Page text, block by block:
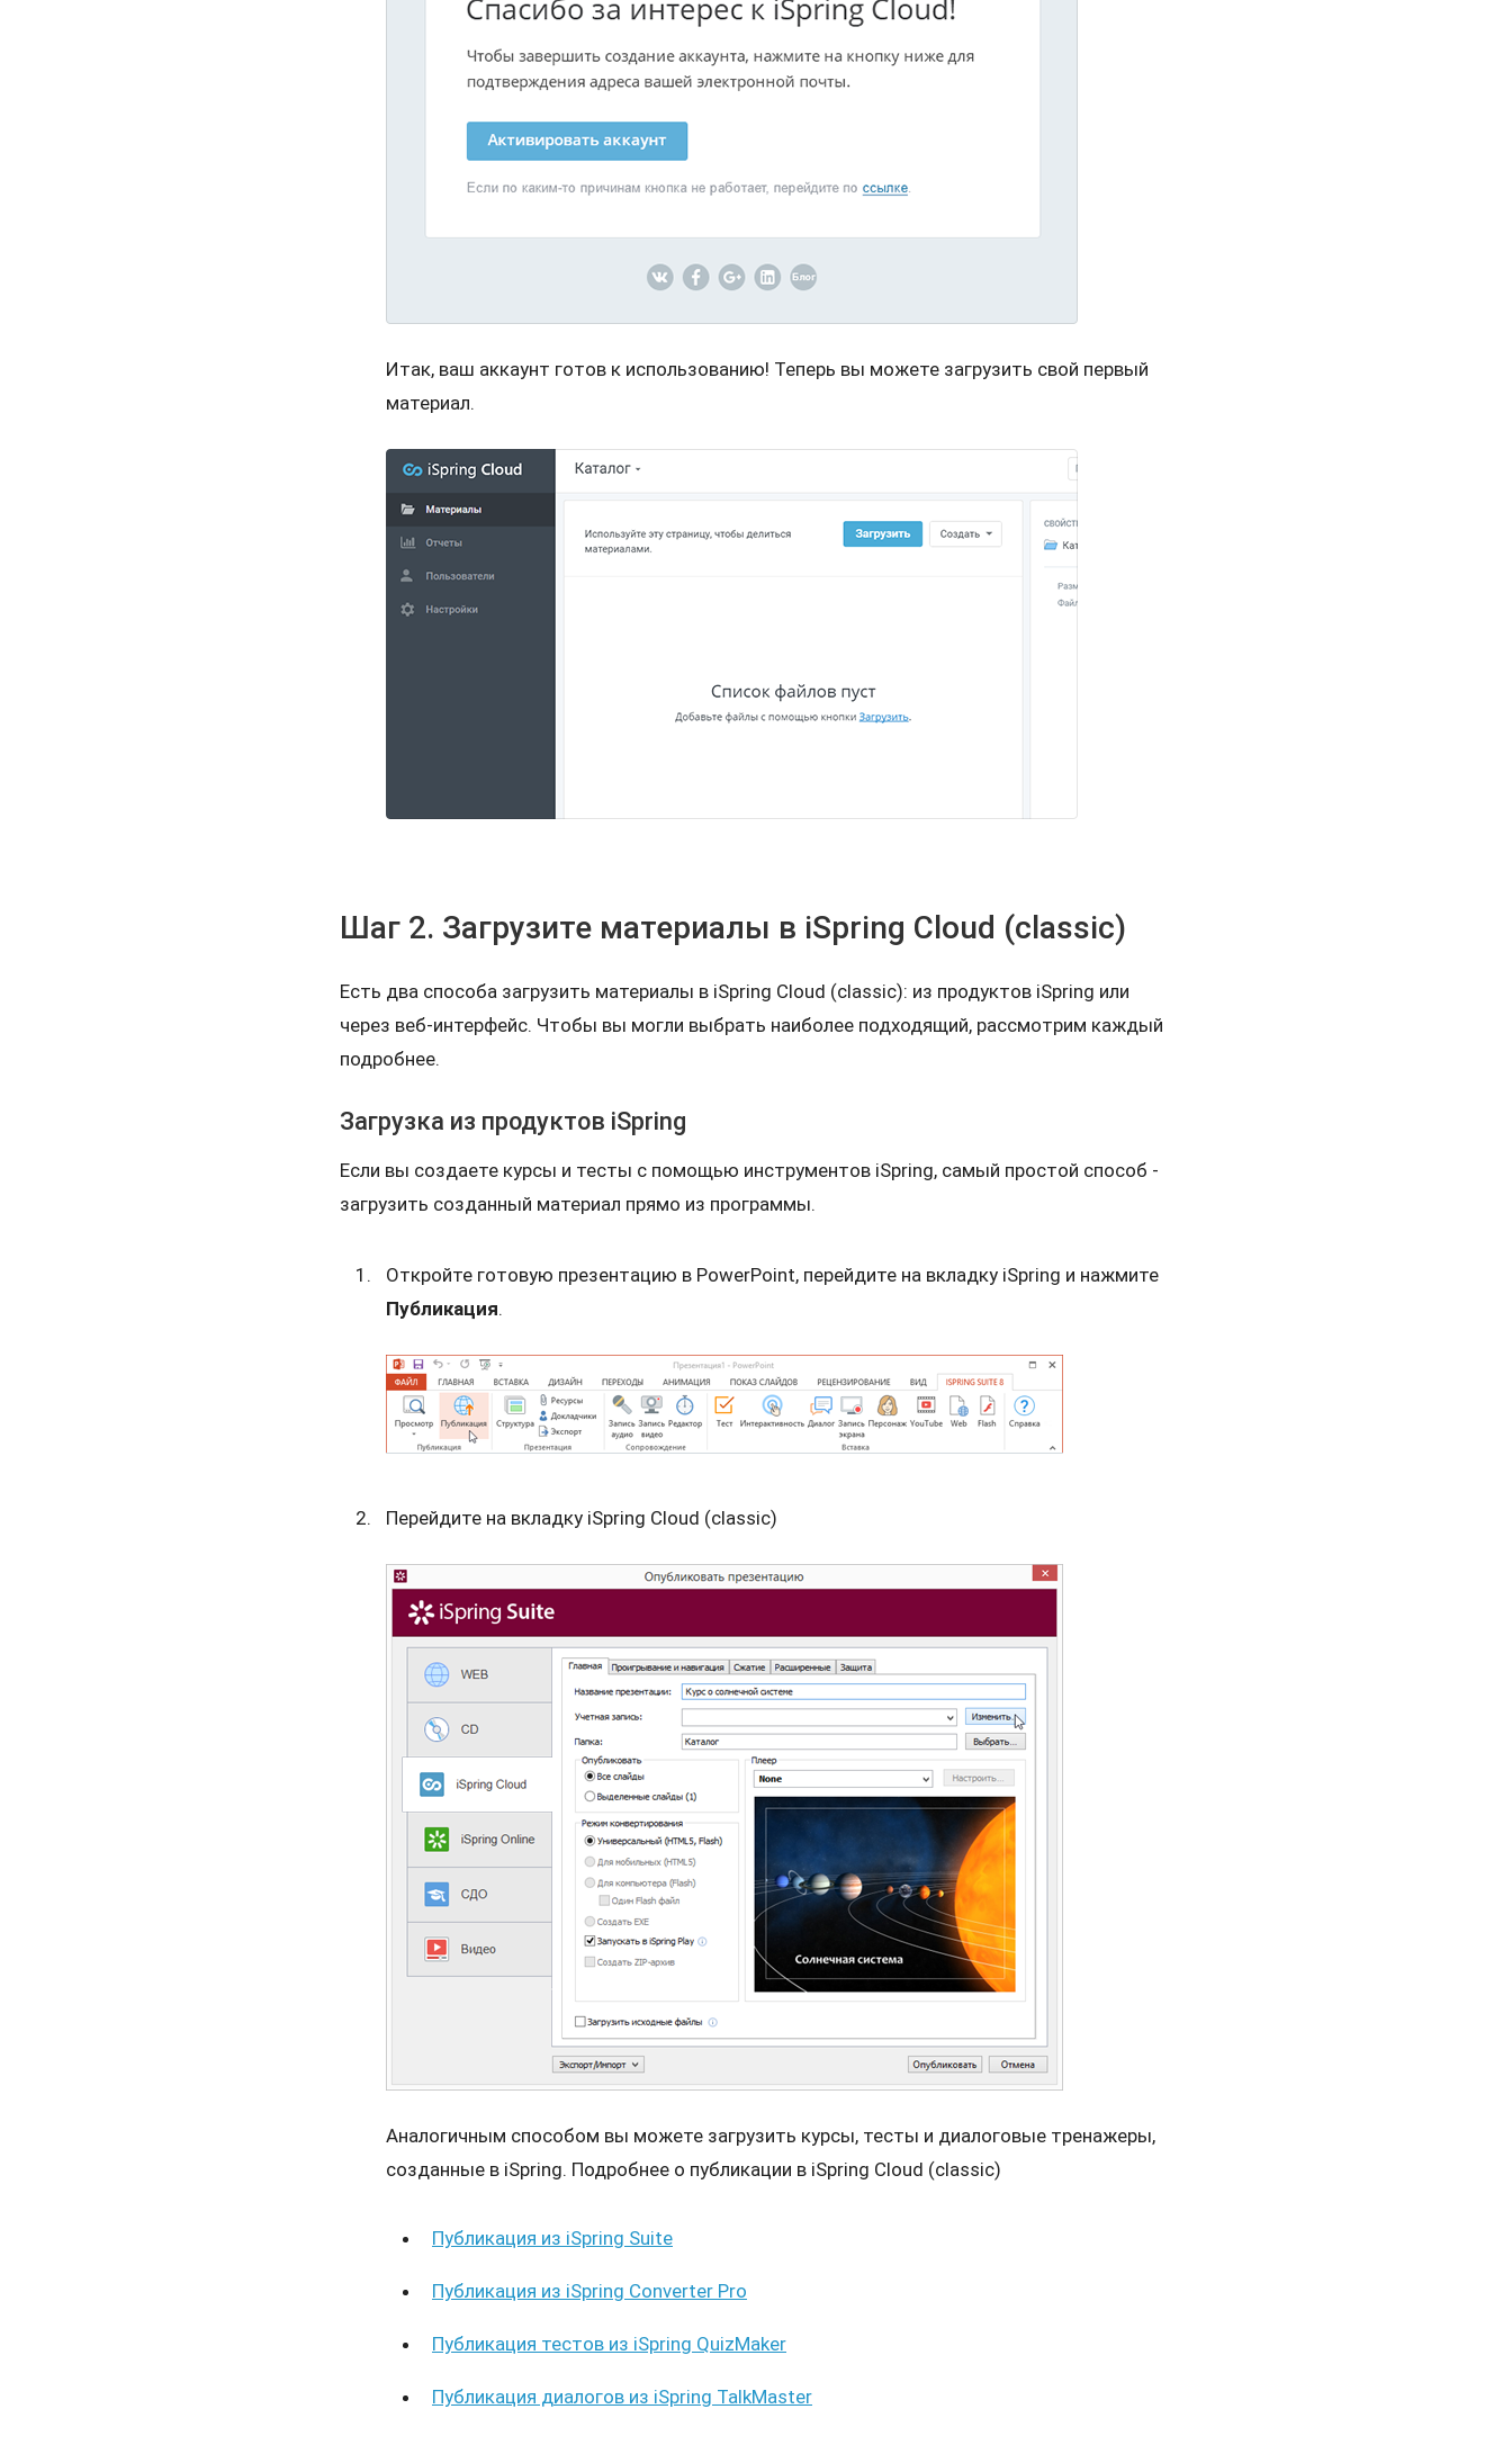
Итак, ваш аккаунт готов к использованию! Теперь вы можете загрузить свой первый
материал.
Шаг 2. Загрузите материалы в iSpring Cloud (classic)
Есть два способа загрузить материалы в iSpring Cloud (classic): из продуктов iSpring или
через веб-интерфейс. Чтобы вы могли выбрать наиболее подходящий, рассмотрим каждый
подробнее.
Загрузка из продуктов iSpring
Если вы создаете курсы и тесты с помощью инструментов iSpring, самый простой способ -
загрузить созданный материал прямо из программы.
Откройте готовую презентацию в PowerPoint, перейдите на вкладку iSpring и нажмите
Публикация.
Перейдите на вкладку iSpring Cloud (classic)
Аналогичным способом вы можете загрузить курсы, тесты и диалоговые тренажеры,
созданные в iSpring. Подробнее о публикации в iSpring Cloud (classic)
Публикация из iSpring Suite
Публикация из iSpring Converter Pro
Публикация тестов из iSpring QuizMaker
Публикация диалогов из iSpring TalkMaster